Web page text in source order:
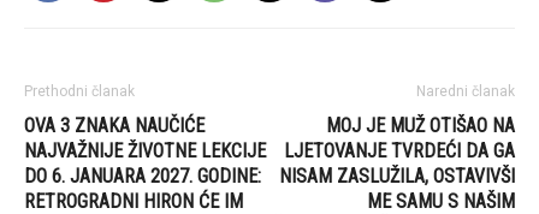
Prethodni članak
OVA 3 ZNAKA NAUČIĆE
NAJVAŽNIJE ŽIVOTNE LEKCIJE
DO 6. JANUARA 2027. GODINE:
RETROGRADNI HIRON ĆE IM
Naredni članak
MOJ JE MUŽ OTIŠAO NA
LJETOVANJE TVRDEĆI DA GA
NISAM ZASLUŽILA, OSTAVIVŠI
ME SAMU S NAŠIM